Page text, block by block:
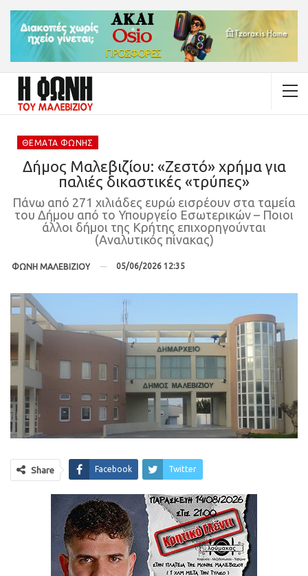
ΘΈΜΑΤΑ ΦΩΝΉΣ
Δήμος Μαλεβιζίου: «Ζεστό» χρήμα για
παλιές δικαστικές «τρύπες»
Πάνω από 271 χιλιάδες ευρώ εισρέουν στα ταμεία
του Δήμου από το Υπουργείο Εσωτερικών – Ποιοι
άλλοι δήμοι της Κρήτης επιχορηγούνται
(Αναλυτικός πίνακας)
ΦΩΝΗ ΜΑΛΕΒΙΖΙΟΥ 05/06/2026 12:35
Share Facebook Twitter